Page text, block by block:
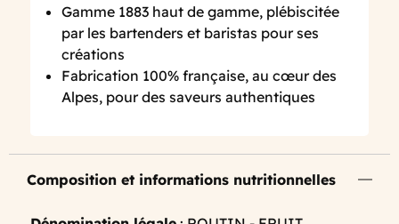
Gamme 1883 haut de gamme, plébiscitée
par les bartenders et baristas pour ses
créations
Fabrication 100% française, au cœur des
Alpes, pour des saveurs authentiques
Composition et informations nutritionnelles